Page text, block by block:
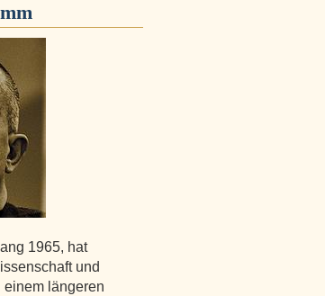
1965, hat
und
einem längeren